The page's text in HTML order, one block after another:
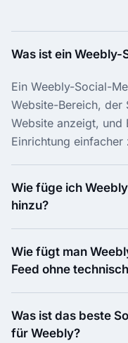
Was ist ein
Ein Weebly-Social-
Website-Bereich, der
Website anzeigt, und
Einrichtung einfacher
Wie füge ich
hinzu?
Wie fügt man
Feed ohne
Was ist das beste
für Weebly?